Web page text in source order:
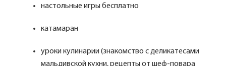
настольные игры бесплатно
катамаран
уроки кулинарии (знакомство с деликатесами
мальдивской кухни, рецепты от шеф-повара